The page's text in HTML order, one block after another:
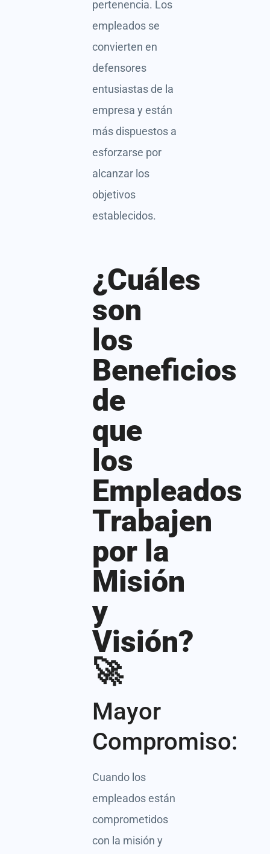
pertenencia. Los
empleados se
convierten en
defensores
entusiastas de la
empresa y están
más dispuestos a
esforzarse por
alcanzar los
objetivos
establecidos.
¿Cuáles
son
los
Beneficios
de
que
los
Empleados
Trabajen
por la
Misión
y
Visión?
🚀
Mayor
Compromiso:
Cuando los
empleados están
comprometidos
con la misión y